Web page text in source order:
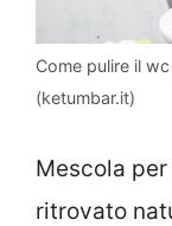
Come pulire il
(ketumbar.it)
Mescola
ritrovato